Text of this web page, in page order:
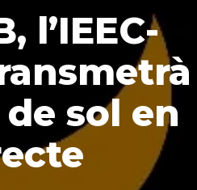
l’IEEC-
de sol en